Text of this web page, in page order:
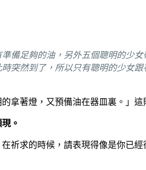
備足夠的油，另外五個聰明的少
突然到了，所以只有聰明的少女
拿著燈，又預備油在器皿裏。」
。
祈求的時候，請表現得像是你已